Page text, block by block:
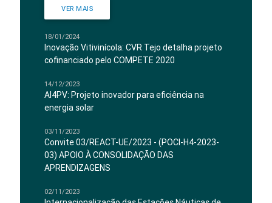
VER MAIS
18/01/2024
Inovação Vitivinícola: CVR Tejo detalha projeto
cofinanciado pelo COMPETE 2020
14/12/2023
AI4PV: Projeto inovador para eficiência na
energia solar
03/11/2023
Convite 03/REACT-UE/2023 - (POCI-H4-2023-
03) APOIO À CONSOLIDAÇÃO DAS
APRENDIZAGENS
02/11/2023